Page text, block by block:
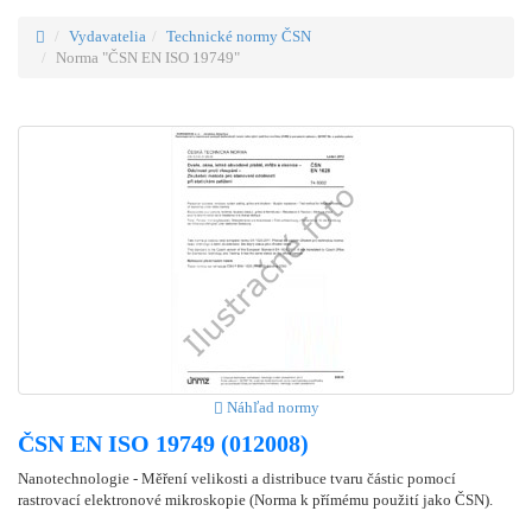
Vydavatelia
Technické normy ČSN
Norma "ČSN EN ISO 19749"
Náhľad normy
ČSN EN ISO 19749 (012008)
Nanotechnologie - Měření velikosti a distribuce tvaru částic pomocí
rastrovací elektronové mikroskopie (Norma k přímému použití jako ČSN).